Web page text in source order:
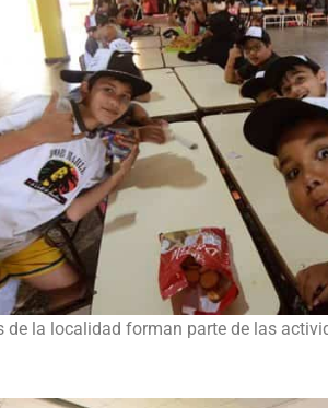
de la localidad forman parte de las